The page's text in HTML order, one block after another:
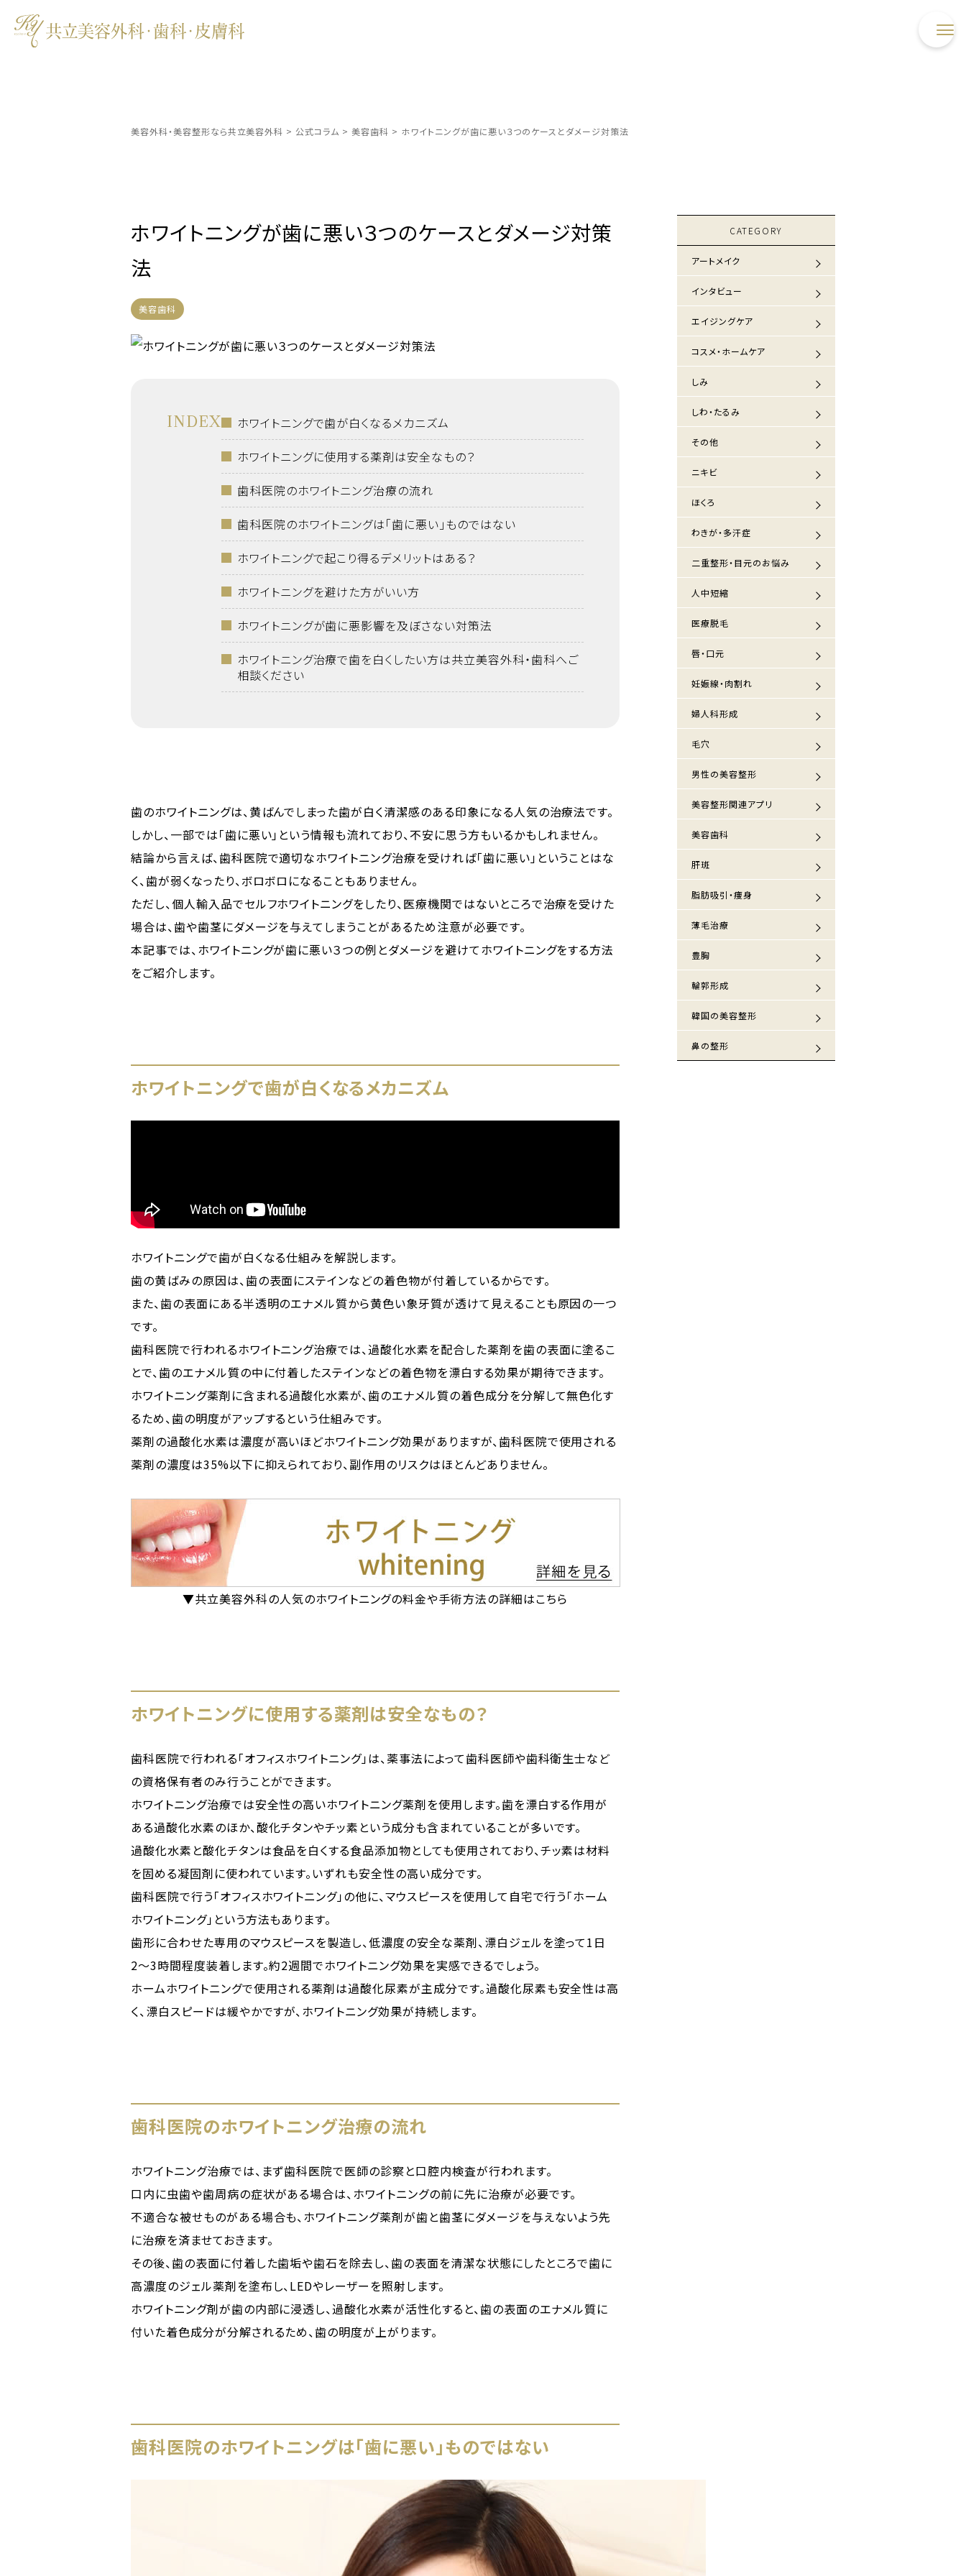
美容外科・美容整形なら共立美容外科 > 公式コラム > 美容歯科 > ホワイトニングが歯に悪い３つのケースとダメージ対策法
ホワイトニングが歯に悪い３つのケースとダメージ対策
法
美容歯科
INDEX
ホワイトニングで歯が白くなるメカニズム
ホワイトニングに使用する薬剤は安全なもの？
歯科医院のホワイトニング治療の流れ
歯科医院のホワイトニングは「歯に悪い」ものではない
ホワイトニングで起こり得るデメリットはある？
ホワイトニングを避けた方がいい方
ホワイトニングが歯に悪影響を及ぼさない対策法
ホワイトニング治療で歯を白くしたい方は共立美容外科・歯科へご
相談ください
歯のホワイトニングは、黄ばんでしまった歯が白く清潔感のある印象になる人気の治療法です。
しかし、一部では「歯に悪い」という情報も流れており、不安に思う方もいるかもしれません。
結論から言えば、歯科医院で適切なホワイトニング治療を受ければ「歯に悪い」ということはな
く、歯が弱くなったり、ボロボロになることもありません。
ただし、個人輸入品でセルフホワイトニングをしたり、医療機関ではないところで治療を受けた
場合は、歯や歯茎にダメージを与えてしまうことがあるため注意が必要です。
本記事では、ホワイトニングが歯に悪い３つの例とダメージを避けてホワイトニングをする方法
をご紹介します。
ホワイトニングで歯が白くなるメカニズム
ホワイトニングで歯が白くなる仕組みを解説します。
歯の黄ばみの原因は、歯の表面にステインなどの着色物が付着しているからです。
また、歯の表面にある半透明のエナメル質から黄色い象牙質が透けて見えることも原因の一つ
です。
歯科医院で行われるホワイトニング治療では、過酸化水素を配合した薬剤を歯の表面に塗るこ
とで、歯のエナメル質の中に付着したステインなどの着色物を漂白する効果が期待できます。
ホワイトニング薬剤に含まれる過酸化水素が、歯のエナメル質の着色成分を分解して無色化す
るため、歯の明度がアップするという仕組みです。
薬剤の過酸化水素は濃度が高いほどホワイトニング効果がありますが、歯科医院で使用される
薬剤の濃度は35%以下に抑えられており、副作用のリスクはほとんどありません。
▼共立美容外科の人気のホワイトニングの料金や手術方法の詳細はこちら
ホワイトニングに使用する薬剤は安全なもの？
歯科医院で行われる「オフィスホワイトニング」は、薬事法によって歯科医師や歯科衛生士など
の資格保有者のみ行うことができます。
ホワイトニング治療では安全性の高いホワイトニング薬剤を使用します。歯を漂白する作用が
ある過酸化水素のほか、酸化チタンやチッ素という成分も含まれていることが多いです。
過酸化水素と酸化チタンは食品を白くする食品添加物としても使用されており、チッ素は材料
を固める凝固剤に使われています。いずれも安全性の高い成分です。
歯科医院で行う「オフィスホワイトニング」の他に、マウスピースを使用して自宅で行う「ホーム
ホワイトニング」という方法もあります。
歯形に合わせた専用のマウスピースを製造し、低濃度の安全な薬剤、漂白ジェルを塗って1日
2〜3時間程度装着します。約2週間でホワイトニング効果を実感できるでしょう。
ホームホワイトニングで使用される薬剤は過酸化尿素が主成分です。過酸化尿素も安全性は高
く、漂白スピードは緩やかですが、ホワイトニング効果が持続します。
歯科医院のホワイトニング治療の流れ
ホワイトニング治療では、まず歯科医院で医師の診察と口腔内検査が行われます。
口内に虫歯や歯周病の症状がある場合は、ホワイトニングの前に先に治療が必要です。
不適合な被せものがある場合も、ホワイトニング薬剤が歯と歯茎にダメージを与えないよう先
に治療を済ませておきます。
その後、歯の表面に付着した歯垢や歯石を除去し、歯の表面を清潔な状態にしたところで歯に
高濃度のジェル薬剤を塗布し、LEDやレーザーを照射します。
ホワイトニング剤が歯の内部に浸透し、過酸化水素が活性化すると、歯の表面のエナメル質に
付いた着色成分が分解されるため、歯の明度が上がります。
歯科医院のホワイトニングは「歯に悪い」ものではない
CATEGORY
アートメイク
インタビュー
エイジングケア
コスメ・ホームケア
しみ
しわ・たるみ
その他
ニキビ
ほくろ
わきが・多汗症
二重整形・目元のお悩み
人中短縮
医療脱毛
唇・口元
妊娠線・肉割れ
婦人科形成
毛穴
男性の美容整形
美容整形関連アプリ
美容歯科
肝斑
脂肪吸引・痩身
薄毛治療
豊胸
輪郭形成
韓国の美容整形
鼻の整形